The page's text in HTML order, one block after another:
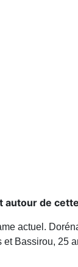
autour de
actuel.
Bassirou, 25